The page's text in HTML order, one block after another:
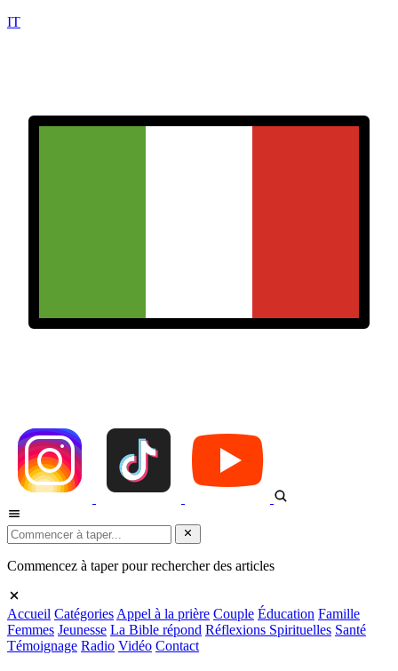
IT
Commencez à taper pour rechercher des articles
Accueil Catégories Appel à la prière Couple Éducation Famille
Femmes Jeunesse La Bible répond Réflexions Spirituelles Santé
Témoignage Radio Vidéo Contact